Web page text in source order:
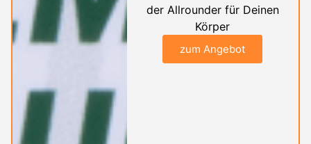
der Allrounder für Deinen
Körper
zum Angebot